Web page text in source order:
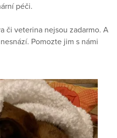
péči.
či veterina nejsou zadarmo. A
Pomozte jim s námi